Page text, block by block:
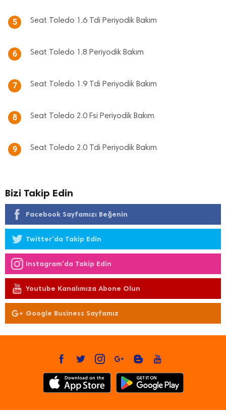
5 Seat Toledo 1.6 Tdi Periyodik Bakım
6 Seat Toledo 1.8 Periyodik Bakım
7 Seat Toledo 1.9 Tdi Periyodik Bakım
8 Seat Toledo 2.0 Fsi Periyodik Bakım
9 Seat Toledo 2.0 Tdi Periyodik Bakım
Bizi Takip Edin
Facebook Sayfamızı Beğenin
Twitter'da Takip Edin
Instagram'da Takip Edin
Youtube Kanalımıza Abone Olun
Google Business Sayfamız